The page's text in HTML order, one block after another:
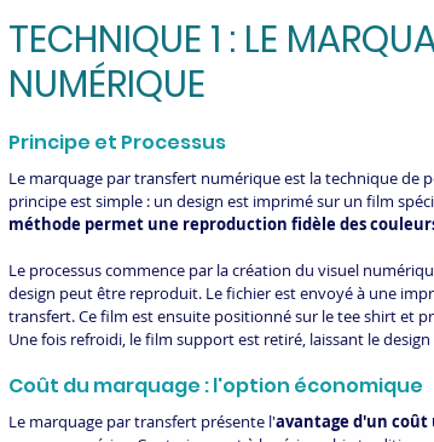
TECHNIQUE 1 : LE
NUMÉRIQUE
Principe et Processus
Le marquage par transfert numérique est la technique de
principe est simple : un design est imprimé sur un film
méthode permet une reproduction fidèle des
Le processus commence par la création du visuel
design peut être reproduit. Le fichier est envoyé à une
transfert. Ce film est ensuite positionné sur le tee shirt et
Une fois refroidi, le film support est retiré, laissant le
Coût du marquage : l'option économique
Le marquage par transfert présente l'avantage d'un